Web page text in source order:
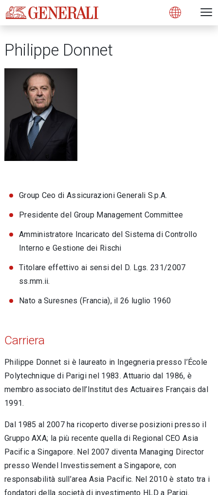
Open
Philippe Donnet
Group Ceo di Assicurazioni Generali S.p.A.
Presidente del Group Management Committee
Amministratore Incaricato del Sistema di Controllo
Interno e Gestione dei Rischi
Titolare effettivo ai sensi del D. Lgs. 231/2007
ss.mm.ii.
Nato a Suresnes (Francia), il 26 luglio 1960
Carriera
Philippe Donnet si è laureato in Ingegneria presso l’École
Polytechnique di Parigi nel 1983. Attuario dal 1986, è
membro associato dell’Institut des Actuaires Français dal
1991.
Dal 1985 al 2007 ha ricoperto diverse posizioni presso il
Gruppo AXA; la più recente quella di Regional CEO Asia
Pacific a Singapore. Nel 2007 diventa Managing Director
presso Wendel Investissement a Singapore, con
responsabilità sull’area Asia Pacific. Nel 2010 è stato tra i
fondatori della società di investimento HLD a Parigi.